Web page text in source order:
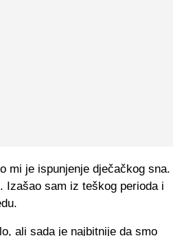
mi je ispunjenje dječačkog sna.
Izašao sam iz teškog perioda i
ali sada je najbitnije da smo